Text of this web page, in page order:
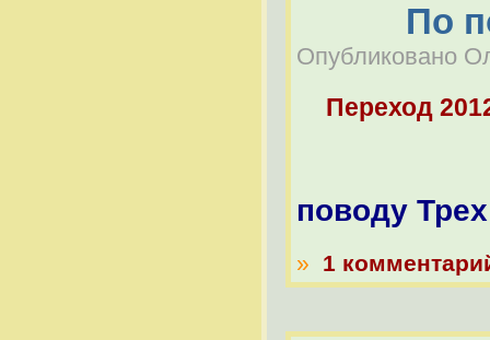
По
Опубликовано
Переход
поводу
» 1